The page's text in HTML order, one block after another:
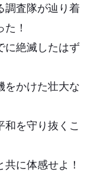
調査隊が辿り着
！
に絶滅したはず
をかけた壮大な
和を守り抜くこ
に体感せよ！